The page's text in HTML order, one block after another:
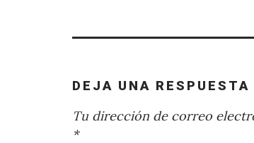
DEJA UNA RESPUESTA
Tu dirección de correo
*